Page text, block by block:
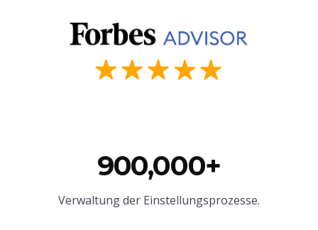
900,000+
Verwaltung der Einstellungsprozesse.